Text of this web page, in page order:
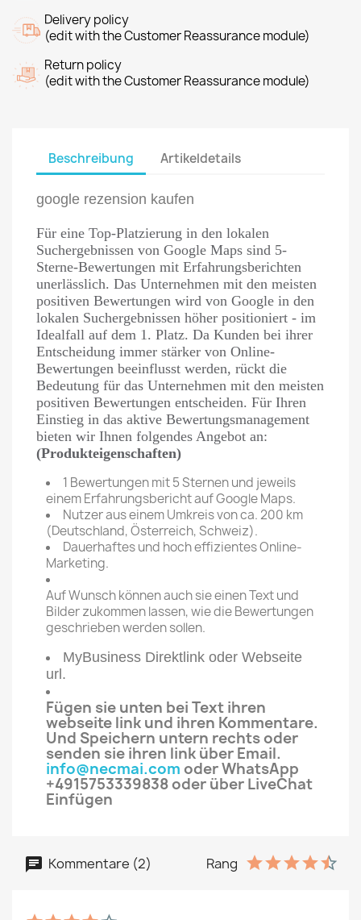
Delivery policy
(edit with the Customer Reassurance module)
Return policy
(edit with the Customer Reassurance module)
Beschreibung Artikeldetails
google rezension kaufen
Für eine Top-Platzierung in den lokalen
Suchergebnissen von Google Maps sind 5-
Sterne-Bewertungen mit Erfahrungsberichten
unerlässlich. Das Unternehmen mit den meisten
positiven Bewertungen wird von Google in den
lokalen Suchergebnissen höher positioniert - im
Idealfall auf dem 1. Platz. Da Kunden bei ihrer
Entscheidung immer stärker von Online-
Bewertungen beeinflusst werden, rückt die
Bedeutung für das Unternehmen mit den meisten
positiven Bewertungen entscheiden. Für Ihren
Einstieg in das aktive Bewertungsmanagement
bieten wir Ihnen folgendes Angebot an:
(Produkteigenschaften)
1 Bewertungen mit 5 Sternen und jeweils
einem Erfahrungsbericht auf Google Maps.
Nutzer aus einem Umkreis von ca. 200 km
(Deutschland, Österreich, Schweiz).
Dauerhaftes und hoch effizientes Online-
Marketing.
Auf Wunsch können auch sie einen Text und
Bilder zukommen lassen, wie die Bewertungen
geschrieben werden sollen.
MyBusiness Direktlink oder Webseite
url.
Fügen sie unten bei Text ihren
webseite link und ihren Kommentare.
Und Speichern untern rechts oder
senden sie ihren link über Email.
info@necmai.com oder WhatsApp
+4915753339838 oder über LiveChat
Einfügen
Kommentare (2) Rang